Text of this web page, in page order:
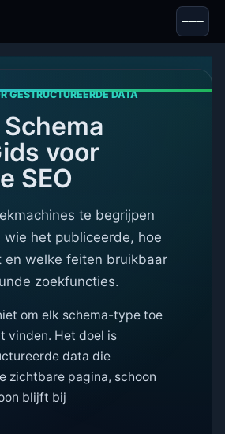
GESTRUCTUREERDE DATA
voor
SEO
te begrijpen
het publiceerde, hoe
en welke feiten bruikbaar
zoekfuncties.
om elk schema-type toe
vinden. Het doel is
data die
zichtbare pagina, schoon
blijft bij